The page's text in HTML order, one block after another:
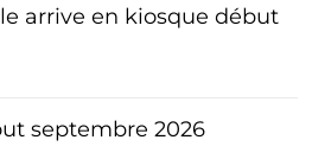
arrive en kiosque début
septembre 2026